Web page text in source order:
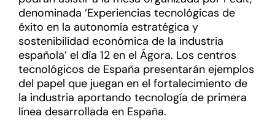
denominada ‘Experiencias tecnológicas de
éxito en la autonomía estratégica y
sostenibilidad económica de la industria
española’ el día 12 en el Ágora. Los centros
tecnológicos de España presentarán ejemplos
del papel que juegan en el fortalecimiento de
la industria aportando tecnología de primera
línea desarrollada en España.